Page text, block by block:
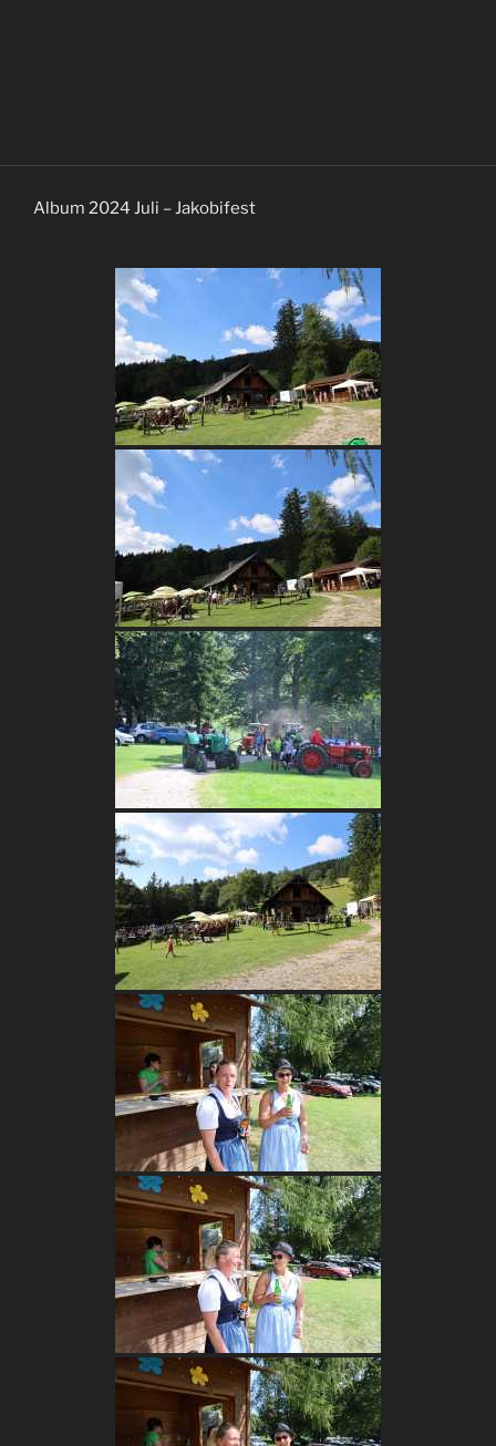
Album 2024 Juli – Jakobifest